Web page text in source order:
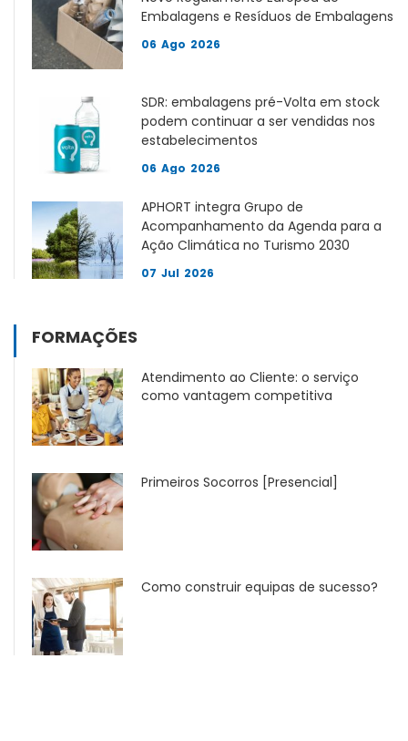
Embalagens e Resíduos de Embalagens
06 Ago 2026
SDR: embalagens pré-Volta em stock
podem continuar a ser vendidas nos
estabelecimentos
06 Ago 2026
APHORT integra Grupo de
Acompanhamento da Agenda para a
Ação Climática no Turismo 2030
07 Jul 2026
FORMAÇÕES
Atendimento ao Cliente: o serviço
como vantagem competitiva
Primeiros Socorros [Presencial]
Como construir equipas de sucesso?